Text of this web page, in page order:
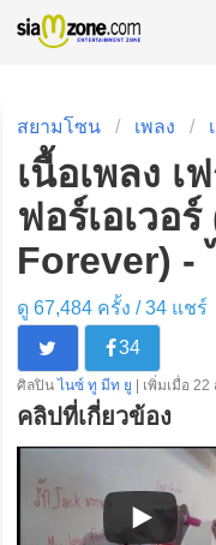
สยามโซน เพลง
เนื้อเพลง เ
ฟอร์เอเวอ
Forever) -
ดู 67,484 ครั้ง /34แชร์
34
ศิลปิน ไนซ์ ทู มีท ยู | เพิ่มเมื่อ
คลิปที่เกี่ยวข้อง